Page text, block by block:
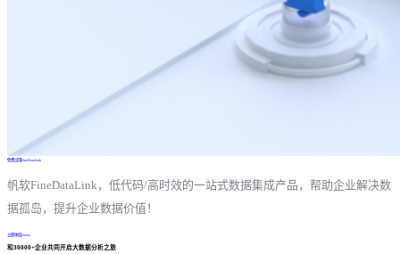
免费试用FineDataLink
帆软FineDataLink，低代码/高时效的一站式数据集成产品，帮助企业解决数
据孤岛，提升企业数据价值！
立即体验Demo
和30000+企业共同开启大数据分析之旅